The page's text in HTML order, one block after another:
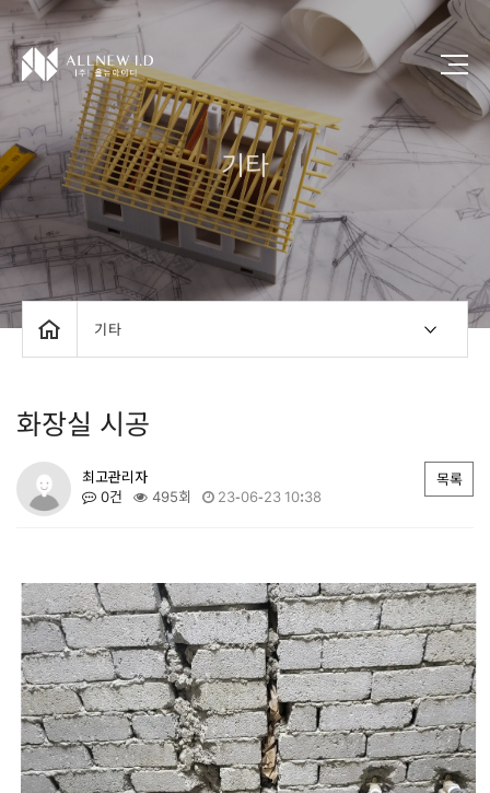
기타
기타
화장실 시공
최고관리자
0건 495회 23-06-23 10:38
목록